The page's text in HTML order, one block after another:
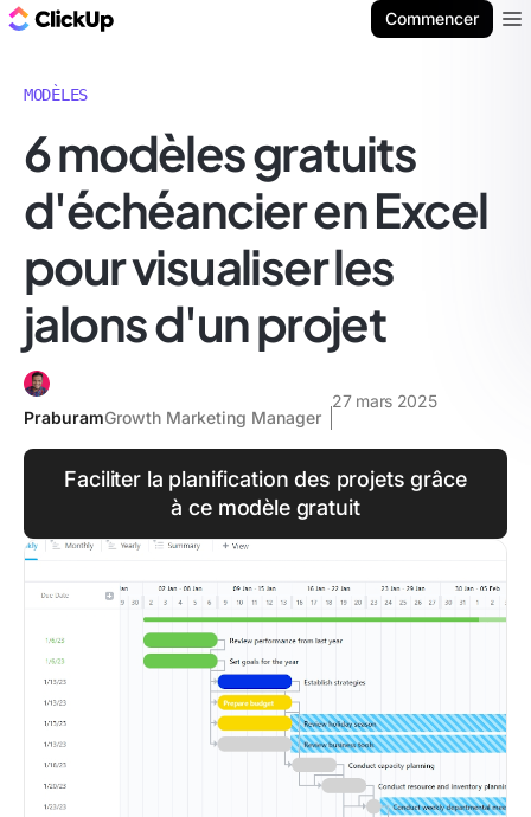
Commencer
MODÈLES
6 modèles gratuits
d'échéancier en Excel
pour visualiser les
jalons d'un projet
PraburamGrowth Marketing Manager
27 mars 2025
Faciliter la planification des projets grâce
à ce modèle gratuit